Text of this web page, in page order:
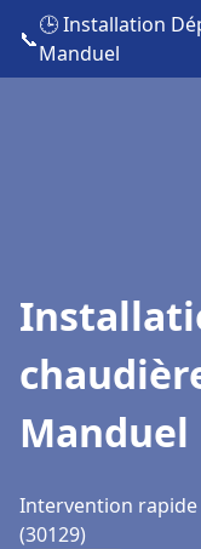
📞
🕒 Installation
Manduel
Manduel
Intervention
(30129)